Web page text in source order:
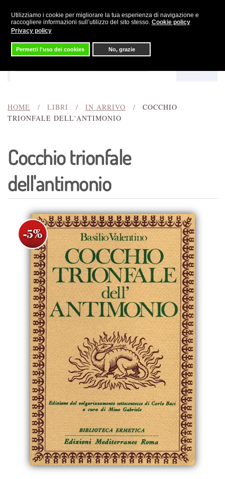
Utilizziamo i cookie per migliorare la tua esperienza di navigazione e
raccogliere informazioni sull’utilizzo del sito stesso. Cookie policy
Privacy policy
Permetti l'uso dei cookies No, grazie
Skip to main content
HOME LIBRI IN ARRIVO
COCCHIO
TRIONFALE DELL'ANTIMONIO
Cocchio trionfale
dell'antimonio